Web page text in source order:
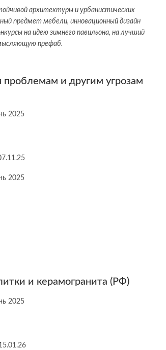
архитектуры и урбанистических
предмет мебели, инновационный дизайн
на идею зимнего павильона, на лучший
префаб.
проблемам и другим угрозам
и керамогранита (РФ)